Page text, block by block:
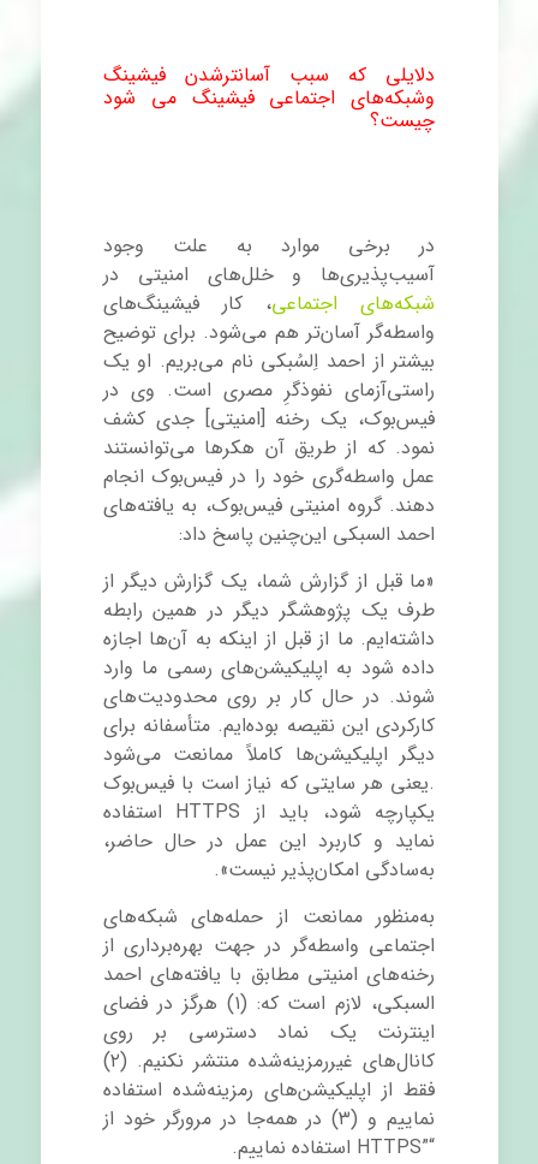
دلایلی که سبب آسانترشدن فیشینگ
وشبکه‌های اجتماعی فیشینگ می شود
چیست؟
در برخی موارد به علت وجود
آسیب‌پذیری‌ها و خلل‌های امنیتی در
شبکه‌های اجتماعی، کار فیشینگهای
واسطه‌گر آسان‌تر هم می‌شود. برای توضیح
بیشتر از احمد اِلسُبکی نام می‌بریم. او یک
راستی‌آزمای نفوذگرِ مصری است. وی در
فیس‌بوک، یک رخنه [امنیتی] جدی کشف
نمود. که از طریق آن هکرها می‌توانستند
عمل واسطه‌گری خود را در فیس‌بوک انجام
دهند. گروه امنیتی فیس‌بوک، به یافته‌های
احمد السبکی این‌چنین پاسخ داد:
«ما قبل از گزارش شما، یک گزارش دیگر از
طرف یک پژوهشگر دیگر در همین رابطه
داشته‌ایم. ما از قبل از اینکه به آن‌ها اجازه
داده شود به اپلیکیشنهای رسمی ما وارد
شوند. در حال کار بر روی محدودیت‌های
کارکردی این نقیصه بوده‌ایم. متأسفانه برای
دیگر اپلیکیشنها کاملاً ممانعت می‌شود
.یعنی هر سایتی که نیاز است با فیس‌بوک
یکپارچه شود، باید از HTTPS استفاده
نماید و کاربرد این عمل در حال حاضر،
به‌سادگی امکان‌پذیر نیست».
به‌منظور ممانعت از حمله‌های شبکه‌های
اجتماعی واسطه‌گر در جهت بهره‌برداری از
رخنه‌های امنیتی مطابق با یافته‌های احمد
السبکی، لازم است که: (۱) هرگز در فضای
اینترنت یک نماد دسترسی بر روی
کانال‌های غیررمزینه
شده منتشر نکنیم. (۲)
فقط از اپلیکیشنهای رمزینه‌شده استفاده
نماییم و (۳) در همه‌جا در مرورگر خود از
“
HTTPS” استفاده نماییم.